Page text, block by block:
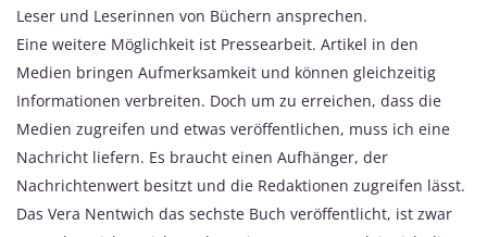
Leser und Leserinnen von Büchern ansprechen.
Eine weitere Möglichkeit ist Pressearbeit. Artikel in den
Medien bringen Aufmerksamkeit und können gleichzeitig
Informationen verbreiten. Doch um zu erreichen, dass die
Medien zugreifen und etwas veröffentlichen, muss ich eine
Nachricht liefern. Es braucht einen Aufhänger, der
Nachrichtenwert besitzt und die Redaktionen zugreifen lässt.
Das Vera Nentwich das sechste Buch veröffentlicht, ist zwar